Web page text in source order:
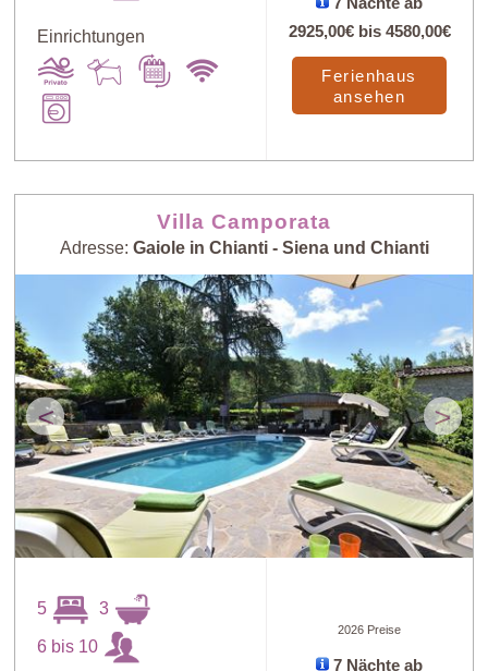
Einrichtungen
7 Nächte ab
2925,00€bis 4580,00€
Ferienhaus
ansehen
Villa Camporata
Adresse: Gaiole in Chianti - Siena und Chianti
< >
5 3
6 bis 10
2026 Preise
7 Nächte ab